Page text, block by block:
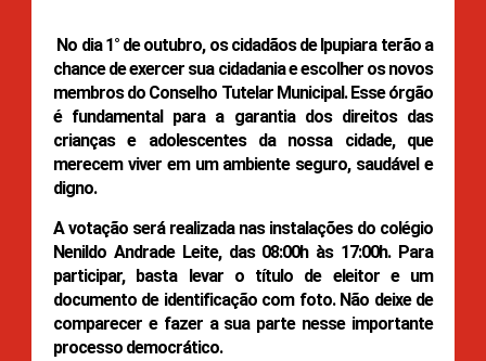
No dia 1° de outubro, os cidadãos de Ipupiara terão a
chance de exercer sua cidadania e escolher os novos
membros do Conselho Tutelar Municipal. Esse órgão
é fundamental para a garantia dos direitos das
crianças e adolescentes da nossa cidade, que
merecem viver em um ambiente seguro, saudável e
digno.
A votação será realizada nas instalações do colégio
Nenildo Andrade Leite, das 08:00h às 17:00h. Para
participar, basta levar o título de eleitor e um
documento de identificação com foto. Não deixe de
comparecer e fazer a sua parte nesse importante
processo democrático.